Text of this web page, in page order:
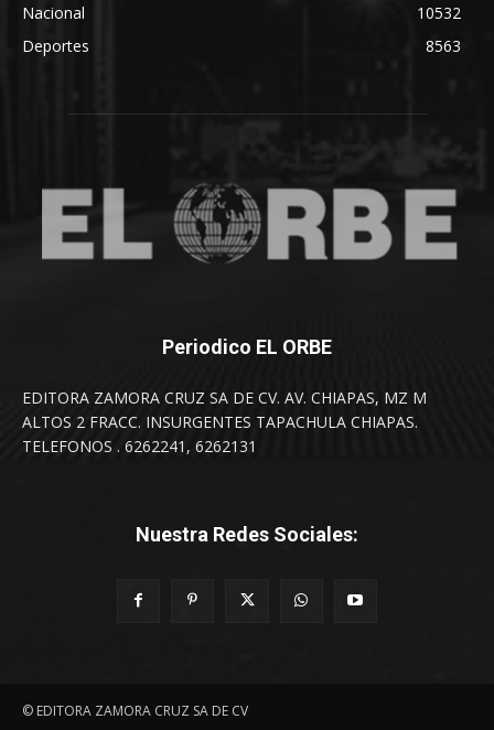
Nacional
10532
Deportes
8563
Periodico EL ORBE
EDITORA ZAMORA CRUZ SA DE CV. AV. CHIAPAS, MZ M
ALTOS 2 FRACC. INSURGENTES TAPACHULA CHIAPAS.
TELEFONOS . 6262241, 6262131
Nuestra Redes Sociales:
© EDITORA ZAMORA CRUZ SA DE CV